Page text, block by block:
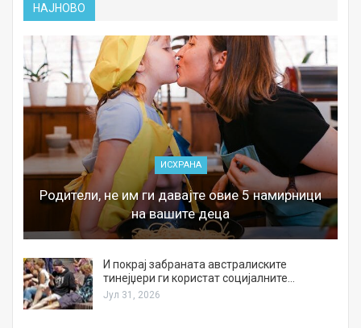
НАЈНОВО
ИСХРАНА
Родители, не им ги давајте овие 5 намирници
на вашите деца
И покрај забраната австралиските
тинејџери ги користат социјалните…
Јул 31, 2026